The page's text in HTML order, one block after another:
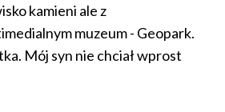
kamieni ale z
muzeum - Geopark.
Mój syn nie chciał wprost